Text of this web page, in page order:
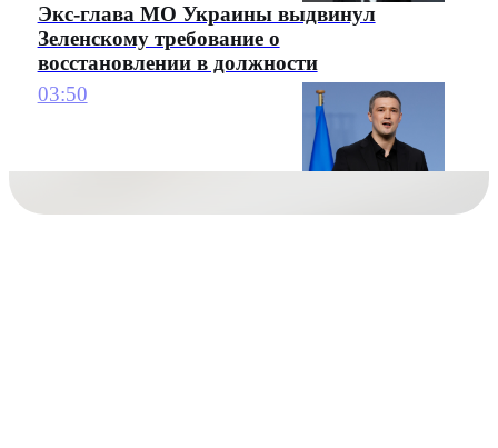
Экс-глава МО Украины выдвинул
Зеленскому требование о
восстановлении в должности
03:50